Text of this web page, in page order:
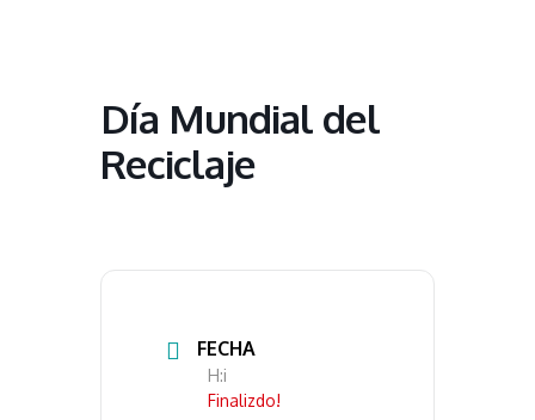
Día Mundial del
Reciclaje
FECHA
H:i
Finalizdo!